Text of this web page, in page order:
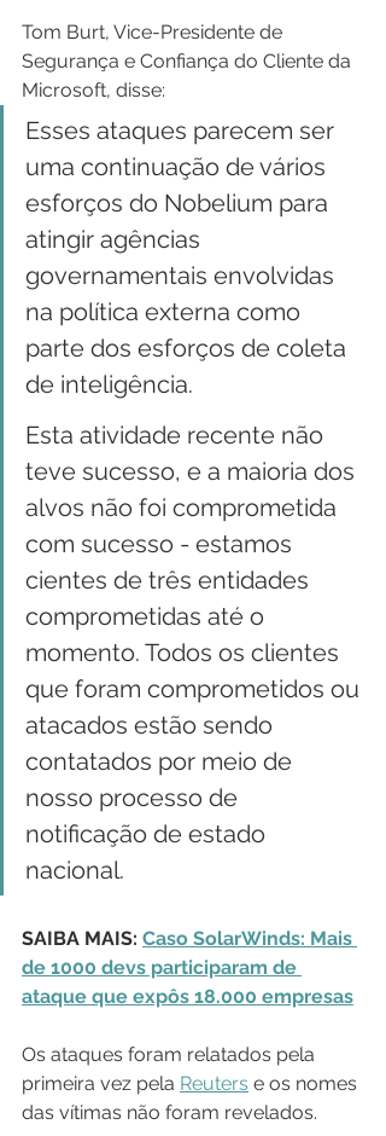
Tom Burt, Vice-Presidente de
Segurança e Confiança do Cliente da
Microsoft, disse:
Esses ataques parecem ser
uma continuação de vários
esforços do Nobelium para
atingir agências
governamentais envolvidas
na política externa como
parte dos esforços de coleta
de inteligência.
Esta atividade recente não
teve sucesso, e a maioria dos
alvos não foi comprometida
com sucesso - estamos
cientes de três entidades
comprometidas até o
momento. Todos os clientes
que foram comprometidos ou
atacados estão sendo
contatados por meio de
nosso processo de
notificação de estado
nacional.
SAIBA MAIS: Caso SolarWinds: Mais
de 1000 devs participaram de
ataque que expôs 18.000 empresas
Os ataques foram relatados pela
primeira vez pela Reuters e os nomes
das vítimas não foram revelados.